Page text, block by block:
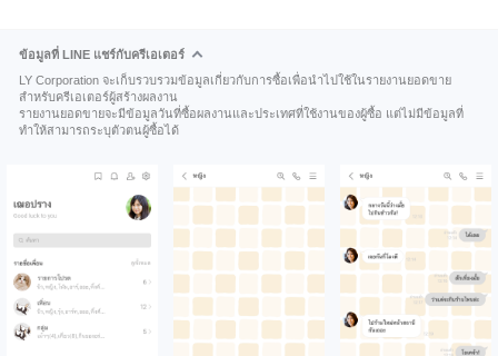
ข้อมูลที่ LINE แชร์กับครีเอเตอร์
LY Corporation จะเก็บรวบรวมข้อมูลเกี่ยวกับการซื้อเพื่อนำไปใช้ในรายงานยอดขาย
สำหรับครีเอเตอร์ผู้สร้างผลงาน
รายงานยอดขายจะมีข้อมูลวันที่ซื้อผลงานและประเทศที่ใช้งานของผู้ซื้อ แต่ไม่มีข้อมูลที่
ทำให้สามารถระบุตัวตนผู้ซื้อได้